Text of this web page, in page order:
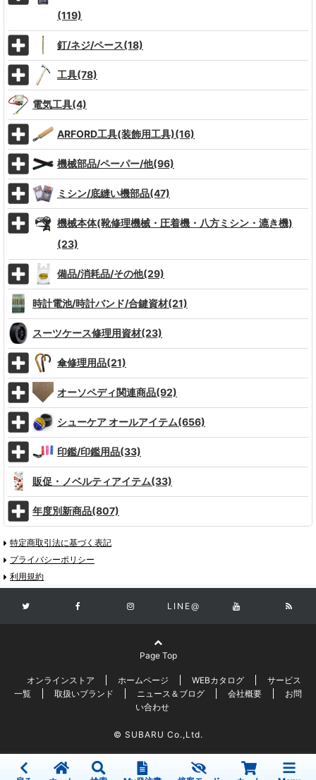
(119)
釘/ネジ/ペース(18)
工具(78)
電気工具(4)
ARFORD工具(装飾用工具)(16)
機械部品/ペーパー/他(96)
ミシン/底縫い機部品(47)
機械本体(靴修理機械・圧着機・八方ミシン・漉き機)
(23)
備品/消耗品/その他(29)
時計電池/時計バンド/合鍵資材(21)
スーツケース修理用資材(23)
傘修理用品(21)
オーソペディ関連商品(92)
シューケア オールアイテム(656)
印鑑/印鑑用品(33)
販促・ノベルティアイテム(33)
年度別新商品(807)
特定商取引法に基づく表記
プライバシーポリシー
利用規約
LINE@
Page Top
オンラインストア ホームページ WEBカタログ
サービス
一覧
取扱いブランド ニュース＆ブログ 会社概要
お問
い合わせ
© SUBARU Co.,Ltd.